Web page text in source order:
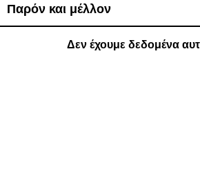
Παρόν και μέλλον
Δεν έχουμε δεδομένα